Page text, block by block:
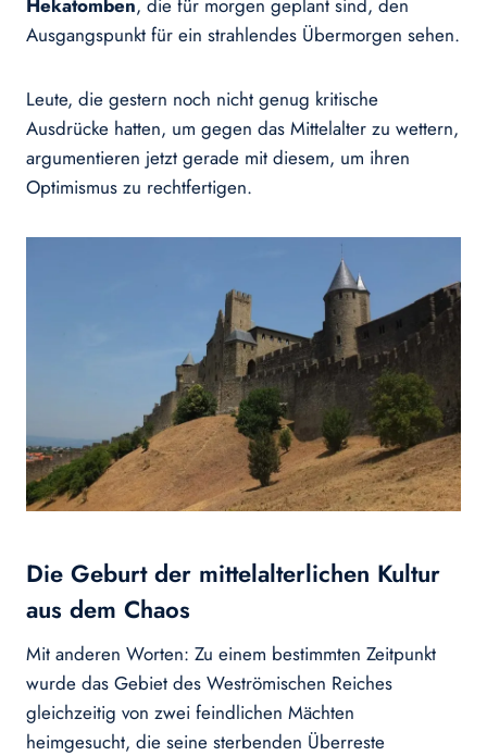
Hekatomben, die für morgen geplant sind, den
Ausgangspunkt für ein strahlendes Übermorgen sehen.
Leute, die gestern noch nicht genug kritische
Ausdrücke hatten, um gegen das Mittelalter zu wettern,
argumentieren jetzt gerade mit diesem, um ihren
Optimismus zu rechtfertigen.
Die Geburt der mittelalterlichen Kultur
aus dem Chaos
Mit anderen Worten: Zu einem bestimmten Zeitpunkt
wurde das Gebiet des Weströmischen Reiches
gleichzeitig von zwei feindlichen Mächten
heimgesucht, die seine sterbenden Überreste